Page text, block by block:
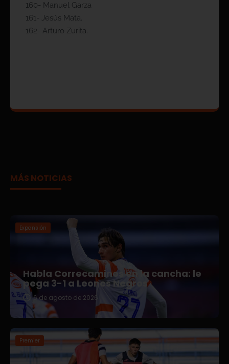
160- Manuel Garza
161- Jesús Mata.
162- Arturo Zurita.
MÁS NOTICIAS
Expansión
Habla Correcaminos en la cancha: le
pega 3-1 a Leones Negros
6 de agosto de 2026
Premier